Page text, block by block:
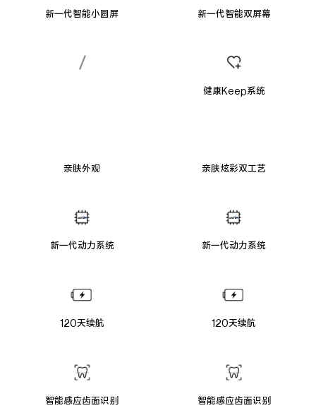
新一代智能小圆屏 新一代智能双屏幕
健康Keep系统
亲肤外观 亲肤炫彩双工艺
新一代动力系统 新一代动力系统
120天续航 120天续航
智能感应齿面识别 智能感应齿面识别